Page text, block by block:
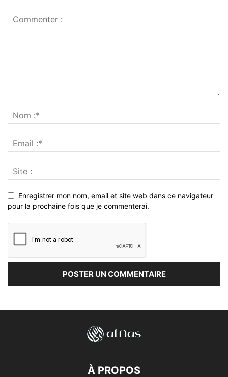
Enregistrer mon nom, email et site web dans ce navigateur
pour la prochaine fois que je commenterai.
À PROPOS